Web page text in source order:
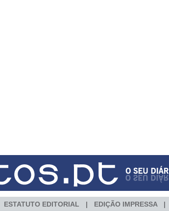
ESTATUTO EDITORIAL EDIÇÃO IMPRESSA